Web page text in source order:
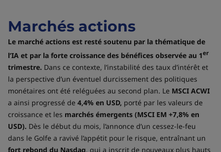
Marchés actions
Le marché actions est resté soutenu par la thématique de
l’IA et par la forte croissance des bénéfices observée au 1er
trimestre. Dans ce contexte, l’instabilité des taux d’intérêt et
la perspective d’un éventuel durcissement des politiques
monétaires ont été reléguées au second plan. Le MSCI ACWI
a ainsi progressé de 4,4% en USD, porté par les valeurs de
croissance et les marchés émergents (MSCI EM +7,8% en
USD). Dès le début du mois, l’annonce d’un cessez-le-feu
dans le Golfe a ravivé l’appétit pour le risque, entraînant un
fort rebond du Nasdaq, qui a inscrit de nouveaux plus hauts